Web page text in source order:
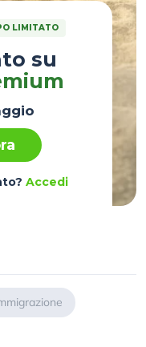
LIMITATO
su
Accedi